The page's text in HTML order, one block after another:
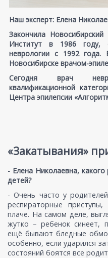
Наш эксперт: Елена
Закончила Новосибирский
Институт в 1986 году,
неврологии с 1992
Новосибирске врачом-
Сегодня врач
квалификационной
Центра эпилепсии
«Закатывания»
- Елена Николаевна,
детей?
- Очень часто у
респираторные приступы,
плаче. На самом деле,
жутко – ребенок синеет,
ещё бывают бледные
особенно, если ударился
состояний боятся все